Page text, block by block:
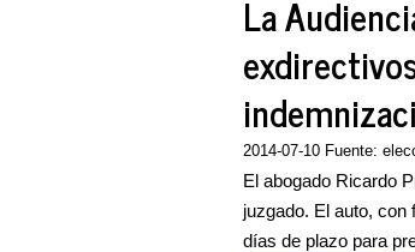
La
2014-07-10 Fuente:
El abogado Ricardo
juzgado. El auto, con
días de plazo para